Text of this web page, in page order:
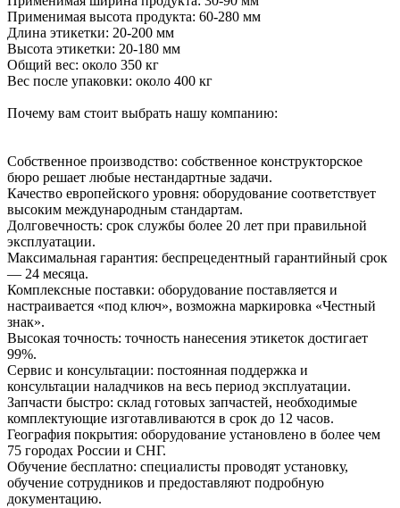
Применимая высота продукта: 60-280 мм
Длина этикетки: 20-200 мм
Высота этикетки: 20-180 мм
Общий вес: около 350 кг
Вес после упаковки: около 400 кг
Почему вам стоит выбрать нашу компанию:
Собственное производство: собственное конструкторское
бюро решает любые нестандартные задачи.
Качество европейского уровня: оборудование соответствует
высоким международным стандартам.
Долговечность: срок службы более 20 лет при правильной
эксплуатации.
Максимальная гарантия: беспрецедентный гарантийный срок
— 24 месяца.
Комплексные поставки: оборудование поставляется и
настраивается «под ключ», возможна маркировка «Честный
знак».
Высокая точность: точность нанесения этикеток достигает
99%.
Сервис и консультации: постоянная поддержка и
консультации наладчиков на весь период эксплуатации.
Запчасти быстро: склад готовых запчастей, необходимые
комплектующие изготавливаются в срок до 12 часов.
География покрытия: оборудование установлено в более чем
75 городах России и СНГ.
Обучение бесплатно: специалисты проводят установку,
обучение сотрудников и предоставляют подробную
документацию.